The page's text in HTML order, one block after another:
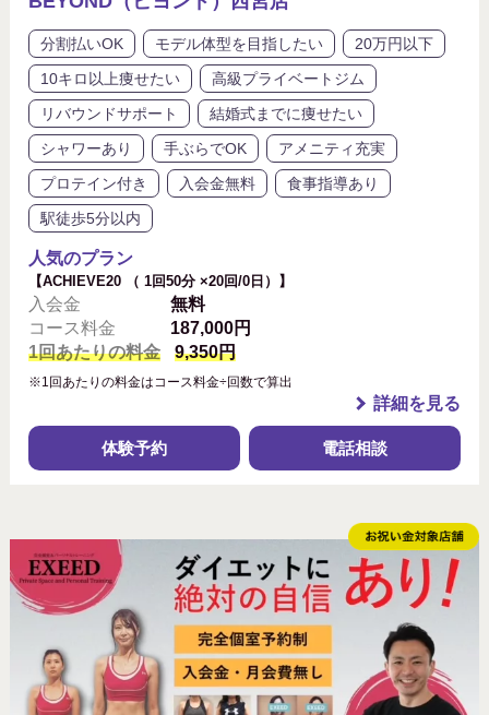
分割払いOK モデル体型を目指したい
20万円以下
10キロ以上痩せたい
高級プライベートジム
リバウンドサポート
結婚式までに痩せたい
シャワーあり
手ぶらでOK
アメニティ充実
プロテイン付き
入会金無料
食事指導あり
駅徒歩5分以内
人気のプラン
【ACHIEVE20 （ 1回50分 ×20回/0日）】
入会金
無料
コース料金
187,000円
1回あたりの料金
9,350円
※1回あたりの料金はコース料金÷回数で算出
詳細を見る
体験予約 電話相談